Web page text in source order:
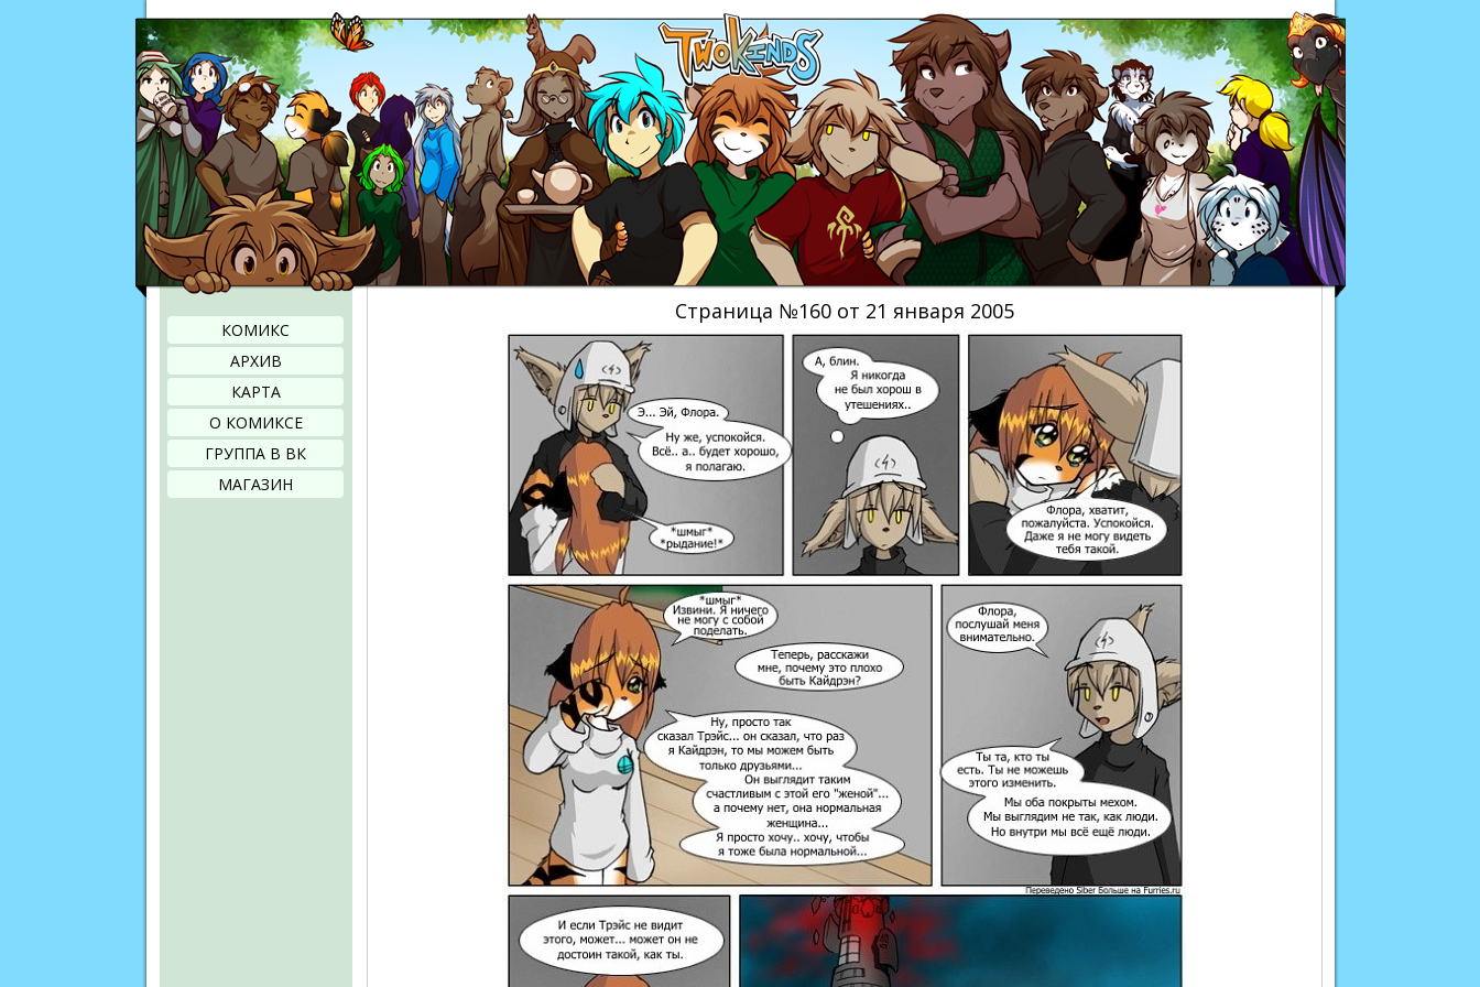
КОМИКС
АРХИВ
КАРТА
О КОМИКСЕ
ГРУППА В ВК
МАГАЗИН
Страница №160 от 21 января 2005